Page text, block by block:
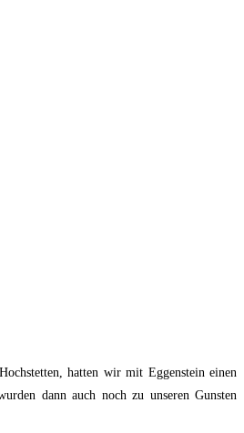
hatten wir mit Eggenstein einen
dann auch noch zu unseren Gunsten